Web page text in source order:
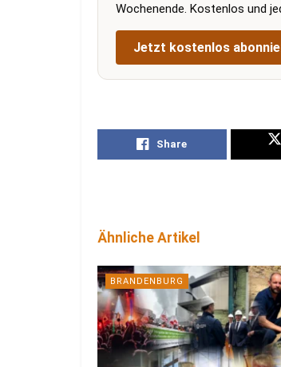
Wochenende. Kostenlos und
Jetzt kostenlos
Share
Ähnliche Artikel
BRANDENBURG